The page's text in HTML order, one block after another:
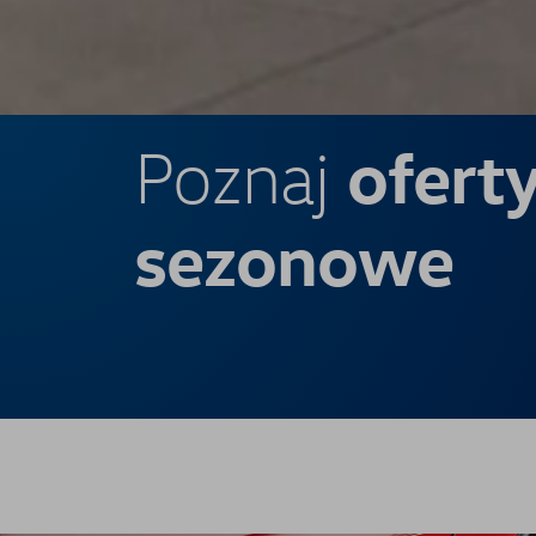
Poznaj
sezonowe